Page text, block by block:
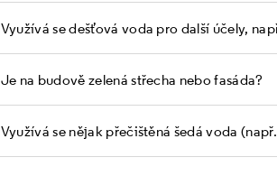
Využívá se dešťová voda pro další účely,
Je na budově zelená střecha nebo fasáda?
Využívá se nějak přečištěná šedá voda